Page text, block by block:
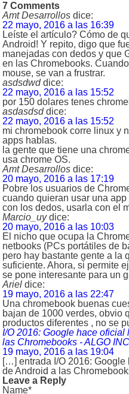
7 Comments
Amt Desarrollos dice:
22 mayo, 2016 a las 16:39
Leíste el artículo? Cómo de
Android! Y repito, digo que
manejadas con dedos y que
en las Chromebooks.
mouse, se van a frustrar.
asdsdwd dice:
22 mayo, 2016 a las 15:52
por 150 dolares tenes
asdasdsd dice:
22 mayo, 2016 a las 15:52
mi chromebook corre linux y
apps hablas.
la gente que tiene una
usa chrome OS.
Amt Desarrollos dice:
20 mayo, 2016 a las 17:19
Pobre los usuarios de
cuando quieran usar una
con los dedos, usarla con el
Marcio_uy dice:
20 mayo, 2016 a las 10:03
El nicho que ocupa la
netbooks (PCs portátiles de
pero hay bastante gente a la
suficiente. Ahora, si permite
se pone interesante para un
Ariel dice:
19 mayo, 2016 a las 22:47
Una chromebook buenas
bajan de 1000 verdes, obvio
productos diferentes , no se
I/O 2016: Google hace
las Chromebooks - ALGO
19 mayo, 2016 a las 19:04
[…] entrada I/O 2016:
de Android a las
Leave a Reply
Name*